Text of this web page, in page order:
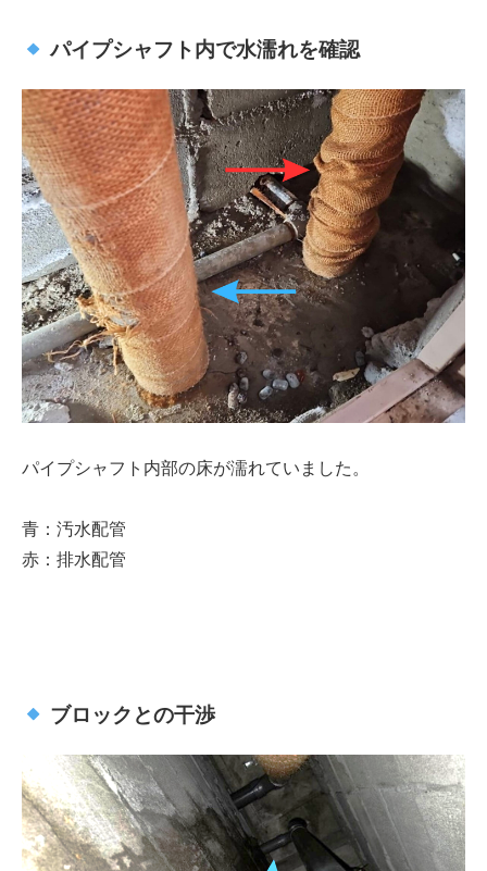
パイプシャフト内で水濡れを確認
パイプシャフト内部の床が濡れていました。
青 ：汚水配管
赤 ：排水配管
ブロックとの干渉